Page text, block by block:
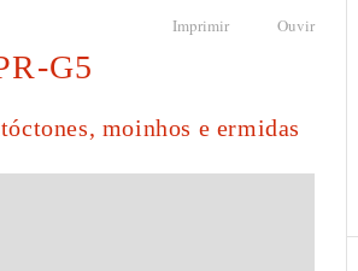
Imprimir Ouvir
G5
moinhos e ermidas